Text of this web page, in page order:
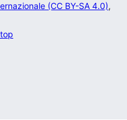
(CC BY-SA 4.0),